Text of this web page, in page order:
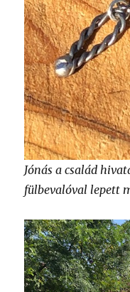
Jónás a család
fülbevalóval lepett